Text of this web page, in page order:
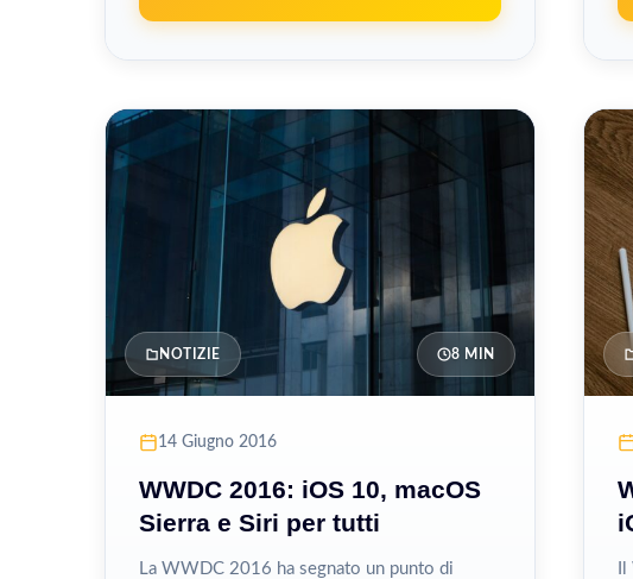
NOTIZIE 8 MIN
14 Giugno 2016
WWDC 2016: iOS 10, macOS
Sierra e Siri per tutti
La WWDC 2016 ha segnato un punto di